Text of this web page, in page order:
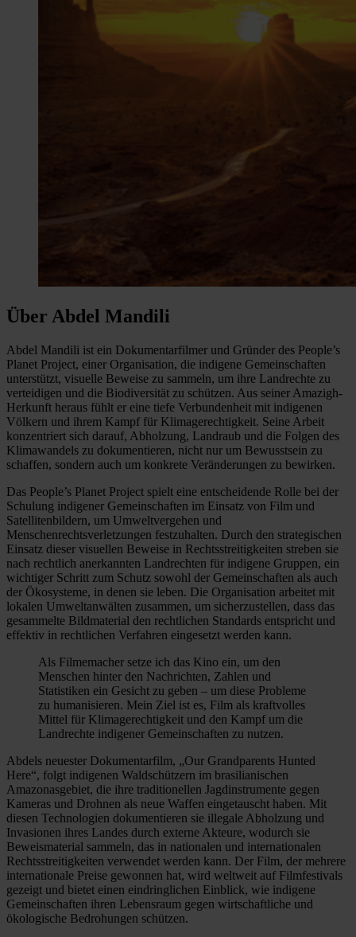
Über Abdel Mandili
Abdel Mandili ist ein Dokumentarfilmer und Gründer des People’s
Planet Project, einer Organisation, die indigene Gemeinschaften
unterstützt, visuelle Beweise zu sammeln, um ihre Landrechte zu
verteidigen und die Biodiversität zu schützen. Aus seiner Amazigh-
Herkunft heraus fühlt er eine tiefe Verbundenheit mit indigenen
Völkern und ihrem Kampf für Klimagerechtigkeit. Seine Arbeit
konzentriert sich darauf, Abholzung, Landraub und die Folgen des
Klimawandels zu dokumentieren, nicht nur um Bewusstsein zu
schaffen, sondern auch um konkrete Veränderungen zu bewirken.
Das People’s Planet Project spielt eine entscheidende Rolle bei der
Schulung indigener Gemeinschaften im Einsatz von Film und
Satellitenbildern, um Umweltvergehen und
Menschenrechtsverletzungen festzuhalten. Durch den strategischen
Einsatz dieser visuellen Beweise in Rechtsstreitigkeiten streben sie
nach rechtlich anerkannten Landrechten für indigene Gruppen, ein
wichtiger Schritt zum Schutz sowohl der Gemeinschaften als auch
der Ökosysteme, in denen sie leben. Die Organisation arbeitet mit
lokalen Umweltanwälten zusammen, um sicherzustellen, dass das
gesammelte Bildmaterial den rechtlichen Standards entspricht und
effektiv in rechtlichen Verfahren eingesetzt werden kann.
Als Filmemacher setze ich das Kino ein, um den
Menschen hinter den Nachrichten, Zahlen und
Statistiken ein Gesicht zu geben – um diese Probleme
zu humanisieren. Mein Ziel ist es, Film als kraftvolles
Mittel für Klimagerechtigkeit und den Kampf um die
Landrechte indigener Gemeinschaften zu nutzen.
Abdels neuester Dokumentarfilm, „Our Grandparents Hunted
Here“, folgt indigenen Waldschützern im brasilianischen
Amazonasgebiet, die ihre traditionellen Jagdinstrumente gegen
Kameras und Drohnen als neue Waffen eingetauscht haben. Mit
diesen Technologien dokumentieren sie illegale Abholzung und
Invasionen ihres Landes durch externe Akteure, wodurch sie
Beweismaterial sammeln, das in nationalen und internationalen
Rechtsstreitigkeiten verwendet werden kann. Der Film, der mehrere
internationale Preise gewonnen hat, wird weltweit auf Filmfestivals
gezeigt und bietet einen eindringlichen Einblick, wie indigene
Gemeinschaften ihren Lebensraum gegen wirtschaftliche und
ökologische Bedrohungen schützen.